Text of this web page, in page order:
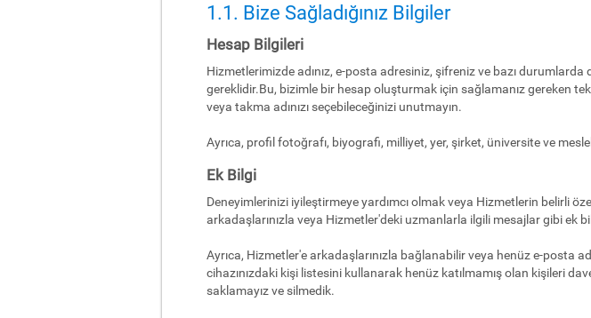
1.1. Bize Sağladığınız Bilgiler
Hesap Bilgileri
Hizmetlerimizde adınız, e-posta adresiniz, şifreniz ve bazı
gereklidir.Bu, bizimle bir hesap oluşturmak için sağlamanız gereken tek
veya takma adınızı seçebileceğinizi unutmayın.
Ayrıca, profil fotoğrafı, biyografi, milliyet, yer, şirket, üniversite ve
Ek Bilgi
Deneyimlerinizi iyileştirmeye yardımcı olmak veya Hizmetlerin belirli
arkadaşlarınızla veya Hizmetler'deki uzmanlarla ilgili mesajlar gibi ek
Ayrıca, Hizmetler'e arkadaşlarınızla bağlanabilir veya henüz e-posta
cihazınızdaki kişi listesini kullanarak henüz katılmamış olan kişileri
saklamayız ve silmedik.